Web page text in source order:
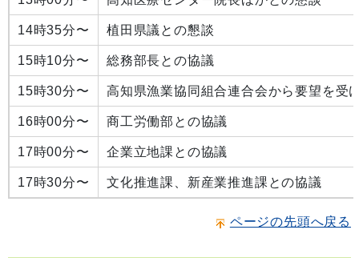
14時35分〜 植田県議との懇談
15時10分〜 総務部長との協議
15時30分〜 高知県漁業協同組合連合会から要望を受
16時00分〜 商工労働部との協議
17時00分〜 企業立地課との協議
17時30分〜 文化推進課、新産業推進課との協議
ページの先頭へ戻る